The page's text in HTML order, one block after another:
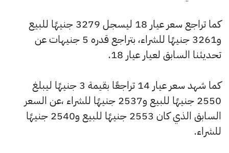
كما تراجع سعر عيار 18 ليسجل 3279 جنيهًا للبيع
و3261 جنيهًا للشراء، بتراجع قدره 5 جنيهات عن
تحديثنا السابق لعيار عيار 18.
كما شهد سعر عيار 14 تراجعًا بقيمة 3 جنيهًا ليبلغ
2550 جنيهًا للبيع و2537 جنيهًا للشراء ،عن السعر
السابق الذي كان 2553 جنيهًا للبيع و2540 جنيهًا
للشراء.